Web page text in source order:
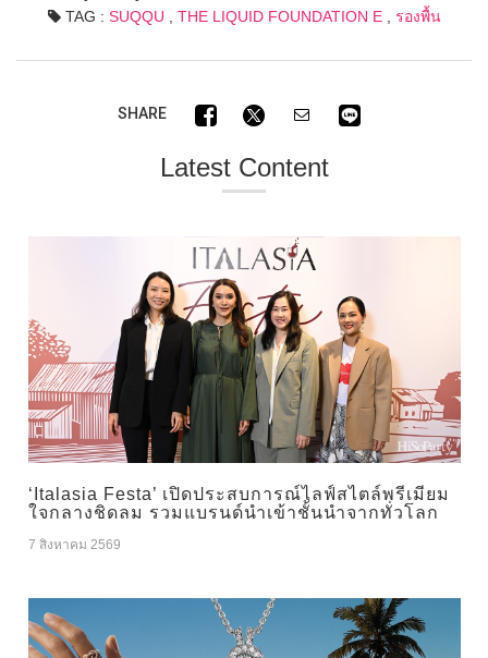
TAG : SUQQU THE LIQUID FOUNDATION E, รองพื้น
SHARE
Latest Content
‘Italasia Festa’ เปิดประสบการณ์ไลฟ์สไตล์พรีเมียม
ใจกลางชิดลม รวมแบรนด์นำเข้าชั้นนำจากทั่วโลก
7 สิงหาคม 2569